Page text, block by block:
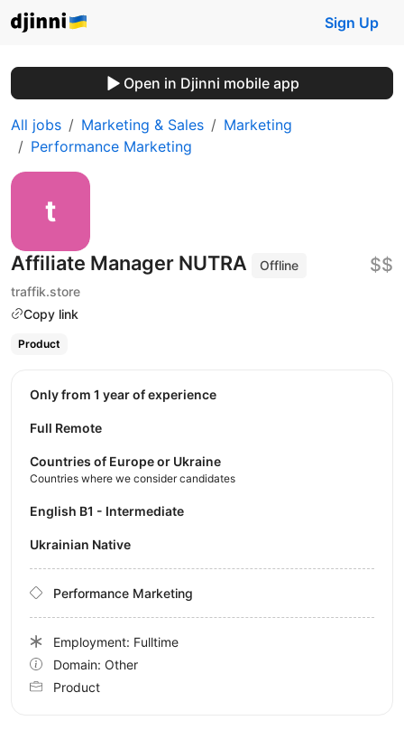
Sign Up
Open in Djinni mobile app
All jobs Marketing & Sales
Marketing
Performance Marketing
Affiliate Manager NUTRA
Offline
traffik.store
Copy link
$$
Product
Only from 1 year of experience
Full Remote
Countries of Europe or Ukraine
Countries where we consider candidates
English B1 - Intermediate
Ukrainian Native
Performance Marketing
Employment: Fulltime
Domain: Other
Product